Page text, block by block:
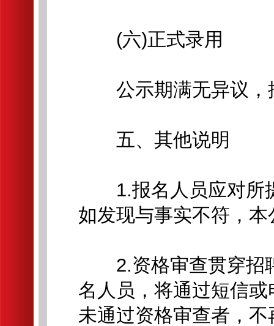
(六)正式录用
公示期满无异议，
五、其他说明
1.报名人员应对所
如发现与事实不符，
2.资格审查贯穿招
名人员，将通过短信
未通过资格审查者，